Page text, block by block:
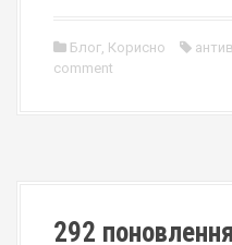
Блог, Корисно
comment
292